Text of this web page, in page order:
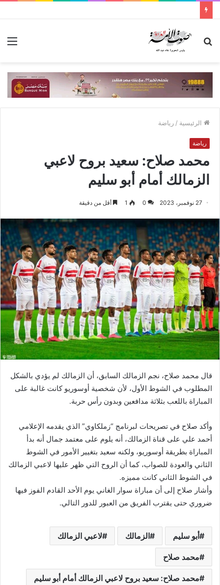
بحث
الرئيسية / رياضة
رياضة
محمد صلاح: سعيد بروح لاعبي
الزمالك أمام أبو سليم
27 نوفمبر، 2023 0
1 أقل من دقيقة
قال محمد صلاح، نجم الزمالك السابق، أن الزمالك لم يؤدي بالشكل
المطلوب في الشوط الأول، لأن شخصية أوسوريو كانت غالبة على
المباراة باللعب بثلاثة مدافعين وبدون رأس حربة.
وأكد صلاح في تصريحات لبرنامج “زملكاوي” الذي يقدمه الإعلامي
أحمد علي على قناة الزمالك، أنه يلوم على معتمد جمال أنه بدأ
المباراة بطريقة أوسوريو، ولكنه سعيد بتغيير الأمور في الشوط
الثاني والعودة للصواب، كما أن الروح التي ظهر عليها لاعبي الزمالك
في الشوط الثاني كانت مميزه.
وأشار صلاح إلى أن مباراة سوار الغاني يوم الأحد القادم الفوز فيها
ضروري حتى يقترب الفريق من العبور للدور التالي.
أبو سليم الزمالك لاعبي الزمالك
محمد صلاح
محمد صلاح: سعيد بروح لاعبي الزمالك أمام أبو سليم